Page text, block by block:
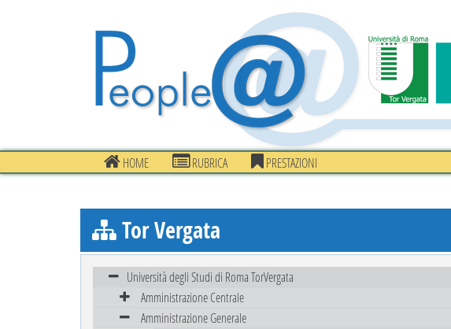
HOME RUBRICA PRESTAZIONI
Tor Vergata
Università degli Studi di Roma TorVergata
Amministrazione Centrale
Amministrazione Generale